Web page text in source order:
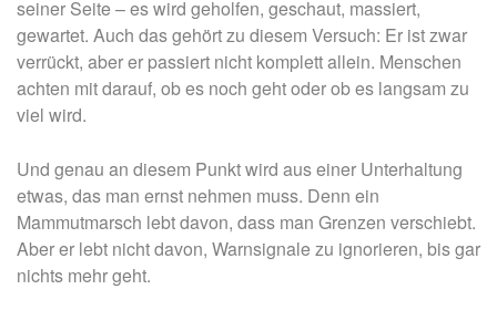
seiner Seite – es wird geholfen, geschaut, massiert,
gewartet. Auch das gehört zu diesem Versuch: Er ist zwar
verrückt, aber er passiert nicht komplett allein. Menschen
achten mit darauf, ob es noch geht oder ob es langsam zu
viel wird.
Und genau an diesem Punkt wird aus einer Unterhaltung
etwas, das man ernst nehmen muss. Denn ein
Mammutmarsch lebt davon, dass man Grenzen verschiebt.
Aber er lebt nicht davon, Warnsignale zu ignorieren, bis gar
nichts mehr geht.